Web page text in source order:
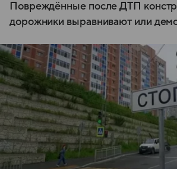
Повреждённые после ДТП
дорожники выравнивают или